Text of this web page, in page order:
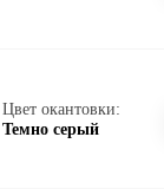
Цвет окантовки:
Темно серый